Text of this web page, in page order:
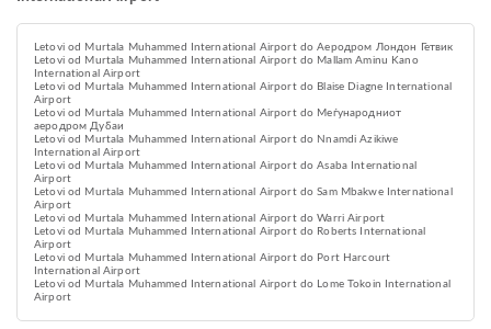
Letovi od Murtala Muhammed International Airport do Аеродром Лондон Гетвик
Letovi od Murtala Muhammed International Airport do Mallam Aminu Kano
International Airport
Letovi od Murtala Muhammed International Airport do Blaise Diagne International
Airport
Letovi od Murtala Muhammed International Airport do Меѓународниот
аеродром Дубаи
Letovi od Murtala Muhammed International Airport do Nnamdi Azikiwe
International Airport
Letovi od Murtala Muhammed International Airport do Asaba International
Airport
Letovi od Murtala Muhammed International Airport do Sam Mbakwe International
Airport
Letovi od Murtala Muhammed International Airport do Warri Airport
Letovi od Murtala Muhammed International Airport do Roberts International
Airport
Letovi od Murtala Muhammed International Airport do Port Harcourt
International Airport
Letovi od Murtala Muhammed International Airport do Lome Tokoin International
Airport